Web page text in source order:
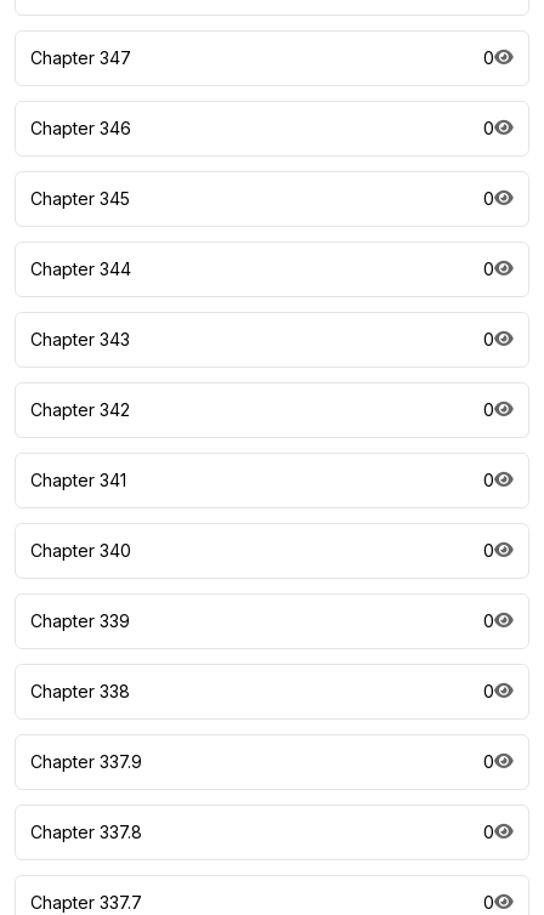
Chapter 347 0
Chapter 346 0
Chapter 345 0
Chapter 344 0
Chapter 343 0
Chapter 342 0
Chapter 341 0
Chapter 340 0
Chapter 339 0
Chapter 338 0
Chapter 337.9 0
Chapter 337.8 0
Chapter 337.7 0